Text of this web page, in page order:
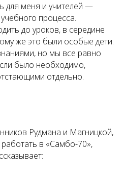
меня и учителей —
процесса.
до уроков, в середине
же это были особые дети.
но мы все равно
было необходимо,
отдельно.
Рудмана и Магницкой,
в «Самбо-70»,